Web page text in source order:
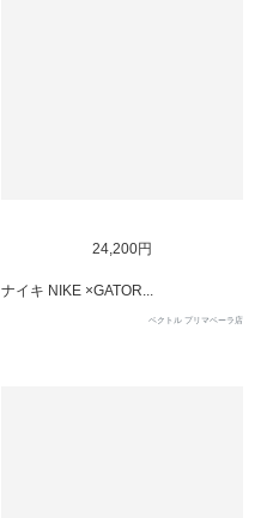
24,200円
ナイキ NIKE ×GATOR...
ベクトル プリマベーラ店